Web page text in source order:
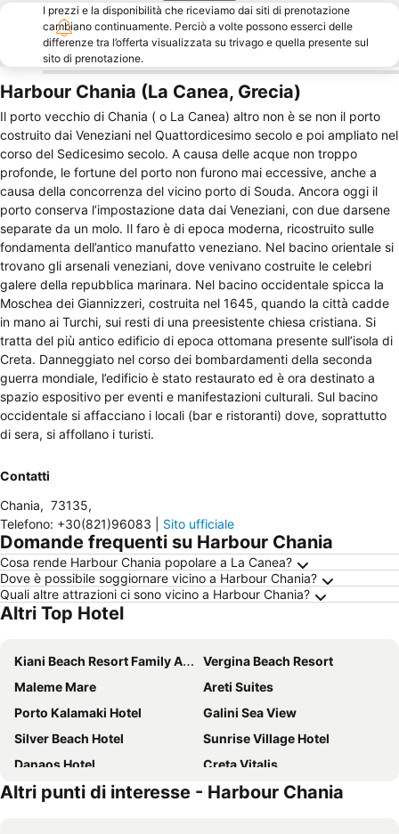
I prezzi e la disponibilità che riceviamo dai siti di prenotazione
cambiano continuamente. Perciò a volte possono esserci delle
differenze tra l’offerta visualizzata su trivago e quella presente sul
sito di prenotazione.
Harbour Chania (La Canea, Grecia)
Il porto vecchio di Chania ( o La Canea) altro non è se non il porto
costruito dai Veneziani nel Quattordicesimo secolo e poi ampliato nel
corso del Sedicesimo secolo. A causa delle acque non troppo
profonde, le fortune del porto non furono mai eccessive, anche a
causa della concorrenza del vicino porto di Souda. Ancora oggi il
porto conserva l’impostazione data dai Veneziani, con due darsene
separate da un molo. Il faro è di epoca moderna, ricostruito sulle
fondamenta dell’antico manufatto veneziano. Nel bacino orientale si
trovano gli arsenali veneziani, dove venivano costruite le celebri
galere della repubblica marinara. Nel bacino occidentale spicca la
Moschea dei Giannizzeri, costruita nel 1645, quando la città cadde
in mano ai Turchi, sui resti di una preesistente chiesa cristiana. Si
tratta del più antico edificio di epoca ottomana presente sull’isola di
Creta. Danneggiato nel corso dei bombardamenti della seconda
guerra mondiale, l’edificio è stato restaurato ed è ora destinato a
spazio espositivo per eventi e manifestazioni culturali. Sul bacino
occidentale si affacciano i locali (bar e ristoranti) dove, soprattutto
di sera, si affollano i turisti.
Contatti
Chania, 73135,
Telefono: +30(821)96083 Sito ufficiale
Domande frequenti su Harbour Chania
Cosa rende Harbour Chania popolare a La Canea?
Dove è possibile soggiornare vicino a Harbour Chania?
Quali altre attrazioni ci sono vicino a Harbour Chania?
Altri Top Hotel
Kiani Beach Resort Family All-Inclusive
Vergina Beach Resort
Maleme Mare
Areti Suites
Porto Kalamaki Hotel
Galini Sea View
Silver Beach Hotel
Sunrise Village Hotel
Danaos Hotel
Creta Vitalis
Hilton Chania Old Town Resort & Spa
Halepa Hotel
Altri punti di interesse - Harbour Chania